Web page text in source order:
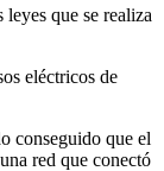
que se realiza
eléctricos de
conseguido que el
red que conectó